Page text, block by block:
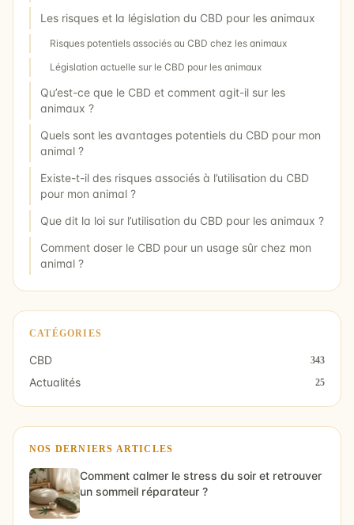
Les risques et la législation du CBD pour les animaux
Risques potentiels associés au CBD chez les animaux
Législation actuelle sur le CBD pour les animaux
Qu’est-ce que le CBD et comment agit-il sur les
animaux ?
Quels sont les avantages potentiels du CBD pour mon
animal ?
Existe-t-il des risques associés à l’utilisation du CBD
pour mon animal ?
Que dit la loi sur l’utilisation du CBD pour les animaux ?
Comment doser le CBD pour un usage sûr chez mon
animal ?
CATÉGORIES
CBD 343
Actualités 25
NOS DERNIERS ARTICLES
Comment calmer le stress du soir et retrouver
un sommeil réparateur ?